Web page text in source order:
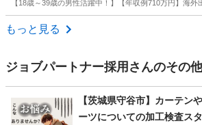
【18歳～39歳の男性活躍中！】【年収例710万円】海
福岡 北九州市
もっと見る
ジョブパートナー採用 さんのその
【茨城県守谷市】カーテン
ーツについての加工検査ス